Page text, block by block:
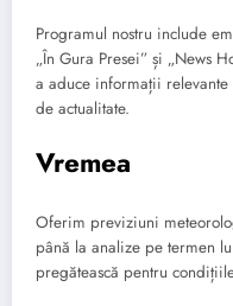
Programul nostru include
„În Gura Presei” și „News
a aduce informații
de actualitate.
Vremea
Oferim previziuni
până la analize pe termen
pregătească pentru